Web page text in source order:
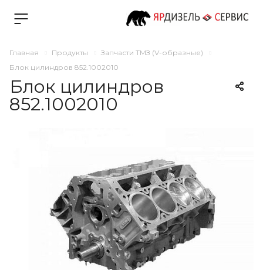
Главная Продукты
Запчасти ТМЗ (V-образные)
Блок цилиндров 852.1002010
Блок цилиндров
852.1002010